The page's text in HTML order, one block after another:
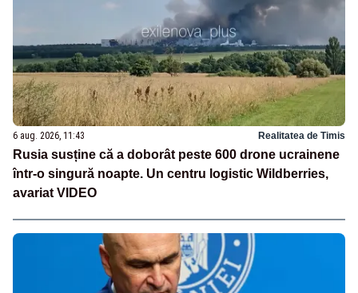
6 aug. 2026, 11:43 Realitatea de Timis
Rusia susține că a doborât peste 600 drone ucrainene
într-o singură noapte. Un centru logistic Wildberries,
avariat VIDEO